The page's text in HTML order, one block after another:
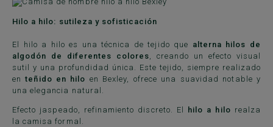
Hilo a hilo: sutileza y sofisticación
El hilo a hilo es una técnica de tejido que alterna hilos de
algodón de diferentes colores, creando un efecto visual
sutil y una profundidad única. Este tejido, siempre realizado
enteñido en hilo en Bexley, ofrece una suavidad notable y
una elegancia natural.
Efecto jaspeado, refinamiento discreto. El hilo a hilo realza
la camisa formal.